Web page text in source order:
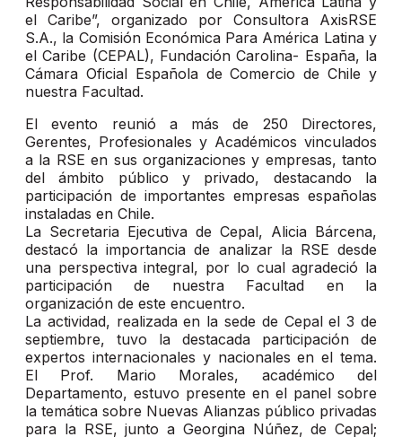
el Caribe”, organizado por Consultora AxisRSE
S.A., la Comisión Económica Para América Latina y
el Caribe (CEPAL), Fundación Carolina- España, la
Cámara Oficial Española de Comercio de Chile y
nuestra Facultad.
El evento reunió a más de 250 Directores,
Gerentes, Profesionales y Académicos vinculados
a la RSE en sus organizaciones y empresas, tanto
del ámbito público y privado, destacando la
participación de importantes empresas españolas
instaladas en Chile.
La Secretaria Ejecutiva de Cepal, Alicia Bárcena,
destacó la importancia de analizar la RSE desde
una perspectiva integral, por lo cual agradeció la
participación de nuestra Facultad en la
organización de este encuentro.
La actividad, realizada en la sede de Cepal el 3 de
septiembre, tuvo la destacada participación de
expertos internacionales y nacionales en el tema.
El Prof. Mario Morales, académico del
Departamento, estuvo presente en el panel sobre
la temática sobre Nuevas Alianzas público privadas
para la RSE, junto a Georgina Núñez, de Cepal;